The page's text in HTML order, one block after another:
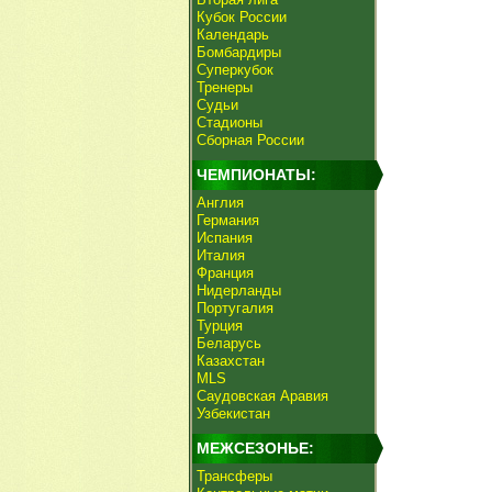
Кубок России
Календарь
Бомбардиры
Суперкубок
Тренеры
Судьи
Стадионы
Сборная России
ЧЕМПИОНАТЫ:
Англия
Германия
Испания
Италия
Франция
Нидерланды
Португалия
Турция
Беларусь
Казахстан
MLS
Саудовская Аравия
Узбекистан
МЕЖСЕЗОНЬЕ:
Трансферы